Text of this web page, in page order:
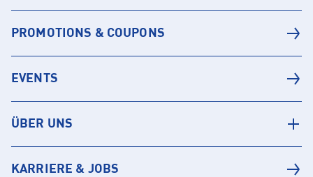
PROMOTIONS & COUPONS
EVENTS
ÜBER UNS
KARRIERE & JOBS